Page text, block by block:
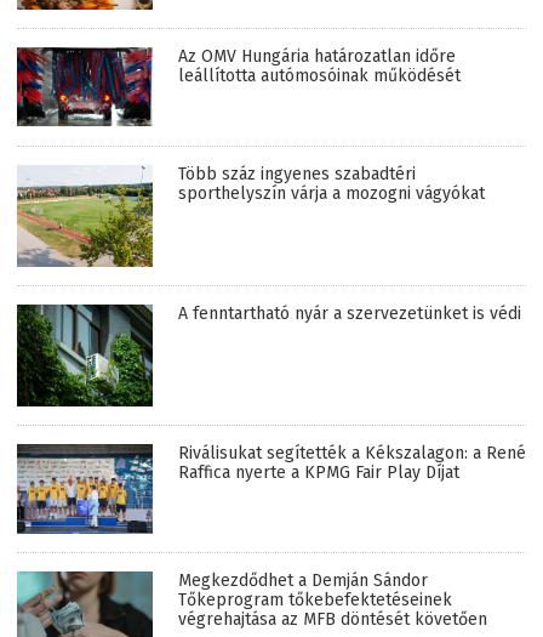
Az OMV Hungária határozatlan időre
leállította autómosóinak működését
Több száz ingyenes szabadtéri
sporthelyszín várja a mozogni vágyókat
A fenntartható nyár a szervezetünket is védi
Riválisukat segítették a Kékszalagon: a René
Raffica nyerte a KPMG Fair Play Díjat
Megkezdődhet a Demján Sándor
Tőkeprogram tőkebefektetéseinek
végrehajtása az MFB döntését követően